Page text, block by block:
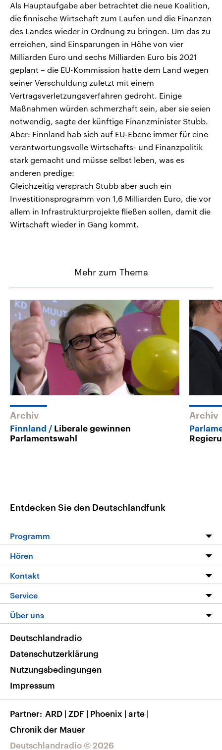
Als Hauptaufgabe aber betrachtet die neue Koalition,
die finnische Wirtschaft zum Laufen und die Finanzen
des Landes wieder in Ordnung zu bringen. Um das zu
erreichen, sind Einsparungen in Höhe von vier
Milliarden Euro und sechs Milliarden Euro bis 2021
geplant – die EU-Kommission hatte dem Land wegen
seiner Verschuldung zuletzt mit einem
Vertragsverletzungsverfahren gedroht. Einige
Maßnahmen würden schmerzhaft sein, aber sie seien
notwendig, sagte der künftige Finanzminister Stubb.
Aber: Finnland hab sich auf EU-Ebene immer für eine
verantwortungsvolle Wirtschafts- und Finanzpolitik
stark gemacht und müsse selbst leben, was es
anderen predige:
Gleichzeitig versprach Stubb aber auch ein
Investitionsprogramm von 1,6 Milliarden Euro, die vor
allem in Infrastrukturprojekte fließen sollen, damit die
Wirtschaft wieder in Gang kommt.
Mehr zum Thema
Archiv
Finnland
Liberale gewinnen
Parlamentswahl
Archiv
Entdecken Sie den Deutschlandfunk
Programm
Programm
Die Nachrichten
Nachrichtenleicht
Neue Beiträge auf dlf.de
Hören
Livestream
Podcasts
Deutschlandfunk App
Nachrichten App
Frequenzen
Kontakt
Hörerservice
Service
FAQ
Veranstaltungen
Musikliste
RSS
Über uns
Barrierefreiheit
Deutschlandradio © 2026
Deutschlandradio
Datenschutzerklärung
Nutzungsbedingungen
Impressum
Partner ARD | ZDF | Phoenix | arte |
Chronik der Mauer